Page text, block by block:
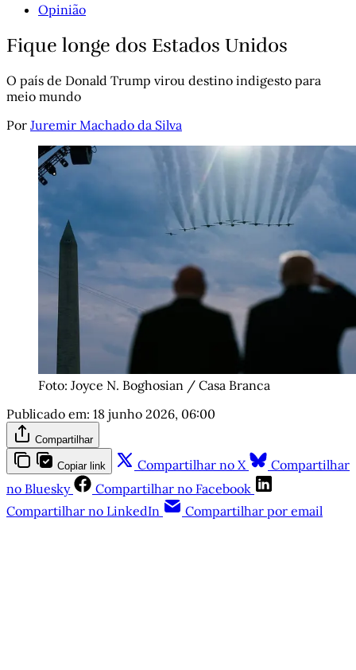
Opinião
Fique longe dos Estados Unidos
O país de Donald Trump virou destino indigesto para
meio mundo
Por Juremir Machado da Silva
Foto: Joyce N. Boghosian / Casa Branca
Publicado em: 18 junho 2026, 06:00
Compartilhar
Copiar link Compartilhar no X
Compartilhar
no Bluesky
Compartilhar no Facebook
Compartilhar no LinkedIn
Compartilhar por email